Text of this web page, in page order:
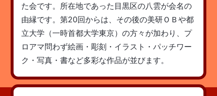
た会です。所在地であった目黒区の八雲が会名の
由縁です。第20回からは、その後の美研ＯＢや都
立大学（一時首都大学東京）の方々が加わり、プ
ロアマ問わず絵画・彫刻・イラスト・パッチワー
ク・写真・書など多彩な作品が並びます。